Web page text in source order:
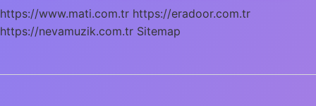
https://www.mati.com.tr https://eradoor.com.tr
https://nevamuzik.com.tr Sitemap